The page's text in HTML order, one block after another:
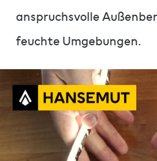
anspruchsvolle
feuchte Umgebungen.